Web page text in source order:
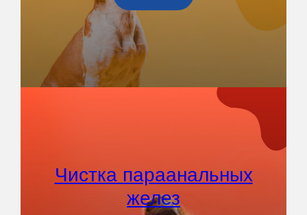
Чистка параанальных
желез